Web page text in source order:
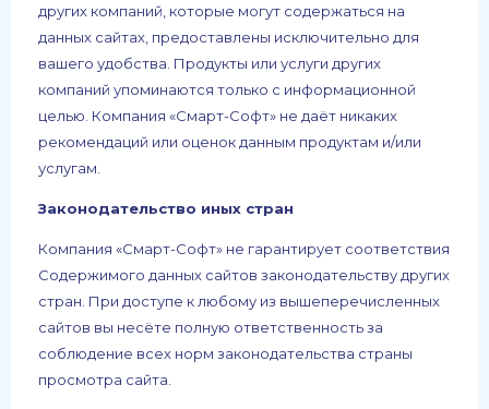
других компаний, которые могут содержаться на
данных сайтах, предоставлены исключительно для
вашего удобства. Продукты или услуги других
компаний упоминаются только с информационной
целью. Компания «Смарт-Софт» не даёт никаких
рекомендаций или оценок данным продуктам и/или
услугам.
Законодательство иных стран
Компания «Смарт-Софт» не гарантирует соответствия
Содержимого данных сайтов законодательству других
стран. При доступе к любому из вышеперечисленных
сайтов вы несёте полную ответственность за
соблюдение всех норм законодательства страны
просмотра сайта.